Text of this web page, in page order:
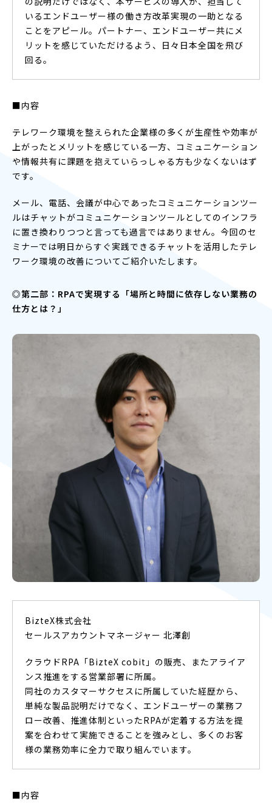
いるエンドユーザー様の働き方改革実現の一助となる
ことをアピール。パートナー、エンドユーザー共にメ
リットを感じていただけるよう、日々日本全国を飛び
回る。
■内容
テレワーク環境を整えられた企業様の多くが生産性や効率が
上がったとメリットを感じている一方、コミュニケーション
や情報共有に課題を抱えていらっしゃる方も少なくないはず
です。
メール、電話、会議が中心であったコミュニケーションツー
ルはチャットがコミュニケーションツールとしてのインフラ
に置き換わりつつと言っても過言ではありません。今回のセ
ミナーでは明日からすぐ実践できるチャットを活用したテレ
ワーク環境の改善についてご紹介いたします。
◎第二部：RPAで実現する「場所と時間に依存しない業務の
仕方とは？」
BizteX株式会社
セールスアカウントマネージャー 北澤創
クラウドRPA「BizteX cobit」の販売、またアライア
ンス推進をする営業部署に所属。
同社のカスタマーサクセスに所属していた経歴から、
単純な製品説明だけでなく、エンドユーザーの業務フ
ロー改善、推進体制といったRPAが定着する方法を提
案を合わせて実施できることを強みとし、多くのお客
様の業務効率に全力で取り組んでいます。
■内容